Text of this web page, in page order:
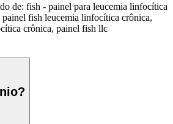
de: fish - painel para leucemia linfocítica
fish leucemia linfocítica crônica,
crônica, painel fish llc